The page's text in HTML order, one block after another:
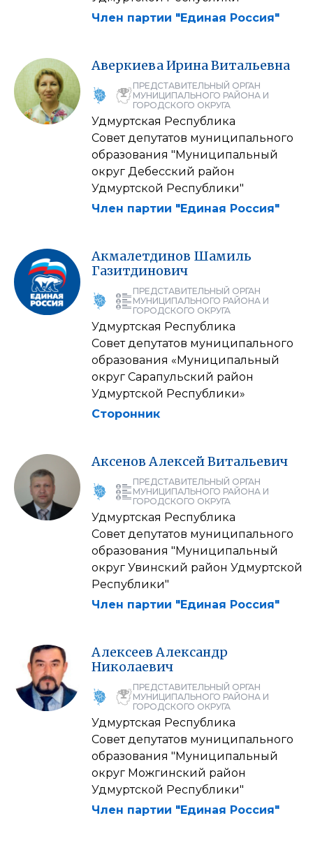
Член партии "Единая Россия"
Аверкиева Ирина Витальевна
ПРЕДСТАВИТЕЛЬНЫЙ ОРГАН
МУНИЦИПАЛЬНОГО РАЙОНА И
ГОРОДСКОГО ОКРУГА
Удмуртская Республика
Совет депутатов муниципального
образования "Муниципальный
округ Дебесский район
Удмуртской Республики"
Член партии "Единая Россия"
Акмалетдинов Шамиль
Газитдинович
ПРЕДСТАВИТЕЛЬНЫЙ ОРГАН
МУНИЦИПАЛЬНОГО РАЙОНА И
ГОРОДСКОГО ОКРУГА
Удмуртская Республика
Совет депутатов муниципального
образования «Муниципальный
округ Сарапульский район
Удмуртской Республики»
Сторонник
Аксенов АлексейВитальевич
ПРЕДСТАВИТЕЛЬНЫЙ ОРГАН
МУНИЦИПАЛЬНОГО РАЙОНА И
ГОРОДСКОГО ОКРУГА
Удмуртская Республика
Совет депутатов муниципального
образования "Муниципальный
округ Увинский район Удмуртской
Республики"
Член партии "Единая Россия"
Алексеев Александр
Николаевич
ПРЕДСТАВИТЕЛЬНЫЙ ОРГАН
МУНИЦИПАЛЬНОГО РАЙОНА И
ГОРОДСКОГО ОКРУГА
Удмуртская Республика
Совет депутатов муниципального
образования "Муниципальный
округ Можгинский район
Удмуртской Республики"
Член партии "Единая Россия"